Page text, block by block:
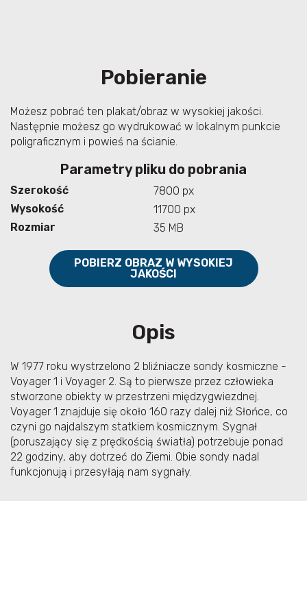
Pobieranie
Możesz pobrać ten plakat/obraz w wysokiej jakości.
Następnie możesz go wydrukować w lokalnym punkcie
poligraficznym i powieś na ścianie.
Parametry pliku do pobrania
Szerokość
7800 px
Wysokość
11700 px
Rozmiar
35 MB
POBIERZ OBRAZ W WYSOKIEJ
JAKOŚCI
Opis
W 1977 roku wystrzelono 2 bliźniacze sondy kosmiczne -
Voyager 1 i Voyager 2. Są to pierwsze przez człowieka
stworzone obiekty w przestrzeni międzygwiezdnej.
Voyager 1 znajduje się około 160 razy dalej niż Słońce, co
czyni go najdalszym statkiem kosmicznym. Sygnał
(poruszający się z prędkością światła) potrzebuje ponad
22 godziny, aby dotrzeć do Ziemi. Obie sondy nadal
funkcjonują i przesyłają nam sygnały.